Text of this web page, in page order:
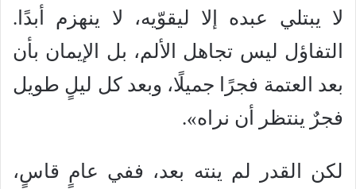
لا يبتلي عبده إلا ليقوّيه، لا ينهزم أبدًا.
التفاؤل ليس تجاهل الألم، بل الإيمان بأن
بعد العتمة فجرًا جميلًا، وبعد كل ليلٍ طويل
فجرٌ ينتظر أن نراه».
لكن القدر لم ينته بعد، ففي عامٍ قاسٍ،